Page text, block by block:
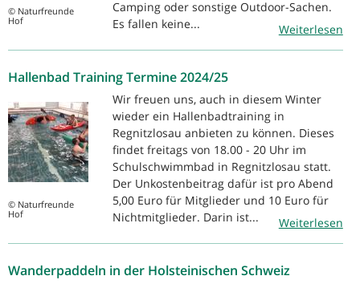
© Naturfreunde
Hof
Camping oder sonstige Outdoor-Sachen.
Es fallen keine...
Weiterlesen
Hallenbad Training Termine 2024/25
© Naturfreunde
Hof
Wir freuen uns, auch in diesem Winter
wieder ein Hallenbadtraining in
Regnitzlosau anbieten zu können. Dieses
findet freitags von 18.00 - 20 Uhr im
Schulschwimmbad in Regnitzlosau statt.
Der Unkostenbeitrag dafür ist pro Abend
5,00 Euro für Mitglieder und 10 Euro für
Nichtmitglieder. Darin ist...
Weiterlesen
Wanderpaddeln in der Holsteinischen Schweiz